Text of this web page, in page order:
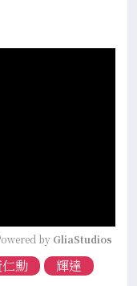
by GliaStudios
勳
輝達